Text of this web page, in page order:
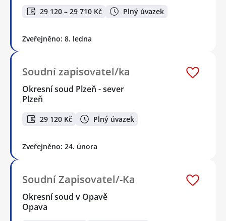
29 120 – 29 710 Kč Plný úvazek
Zveřejněno: 8. ledna
Soudní zapisovatel/ka
Okresní soud Plzeň - sever
Plzeň
29 120 Kč Plný úvazek
Zveřejněno: 24. února
Soudní Zapisovatel/-Ka
Okresní soud v Opavě
Opava